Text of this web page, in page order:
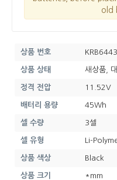
old
상품 번호 KRB6443
상품 상태 새상품,
정격 전압 11.52V
배터리 용량 45Wh
셀 수량 3셀
셀 유형 Li-
상품 색상 Black
상품 크기 *mm